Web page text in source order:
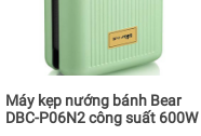
Máy kẹp nướng bánh Bear
DBC-P06N2 công suất 600W